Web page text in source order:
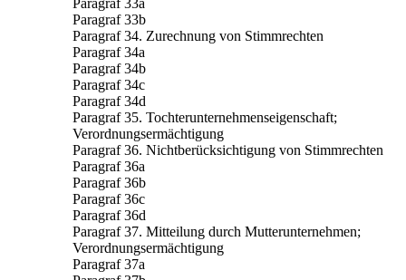
Paragraf 33a
Paragraf 33b
Paragraf 34. Zurechnung von Stimmrechten
Paragraf 34a
Paragraf 34b
Paragraf 34c
Paragraf 34d
Paragraf 35. Tochterunternehmenseigenschaft;
Verordnungsermächtigung
Paragraf 36. Nichtberücksichtigung von Stimmrechten
Paragraf 36a
Paragraf 36b
Paragraf 36c
Paragraf 36d
Paragraf 37. Mitteilung durch Mutterunternehmen;
Verordnungsermächtigung
Paragraf 37a